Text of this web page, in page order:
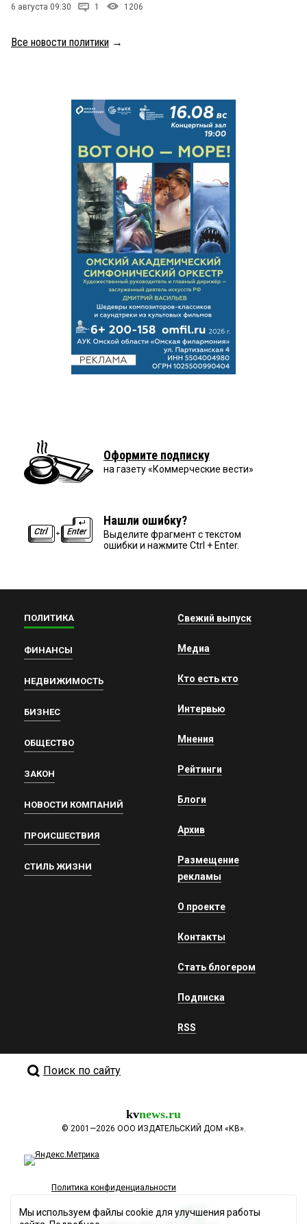
6 августа 09:30 1 1206
Все новости политики →
Оформите подписку
на газету «Коммерческие вести»
Нашли ошибку?
Выделите фрагмент с текстом
ошибки и нажмите Ctrl + Enter.
ПОЛИТИКА
ФИНАНСЫ
НЕДВИЖИМОСТЬ
БИЗНЕС
ОБЩЕСТВО
ЗАКОН
НОВОСТИ КОМПАНИЙ
ПРОИСШЕСТВИЯ
СТИЛЬ ЖИЗНИ
Свежий выпуск
Медиа
Кто есть кто
Интервью
Мнения
Рейтинги
Блоги
Архив
Размещение
рекламы
О проекте
Контакты
Стать блогером
Подписка
RSS
Поиск по сайту
kvnews.ru
© 2001—2026 ООО ИЗДАТЕЛЬСКИЙ ДОМ «КВ».
Политика конфиденциальности
Мы используем файлы cookie для улучшения работы